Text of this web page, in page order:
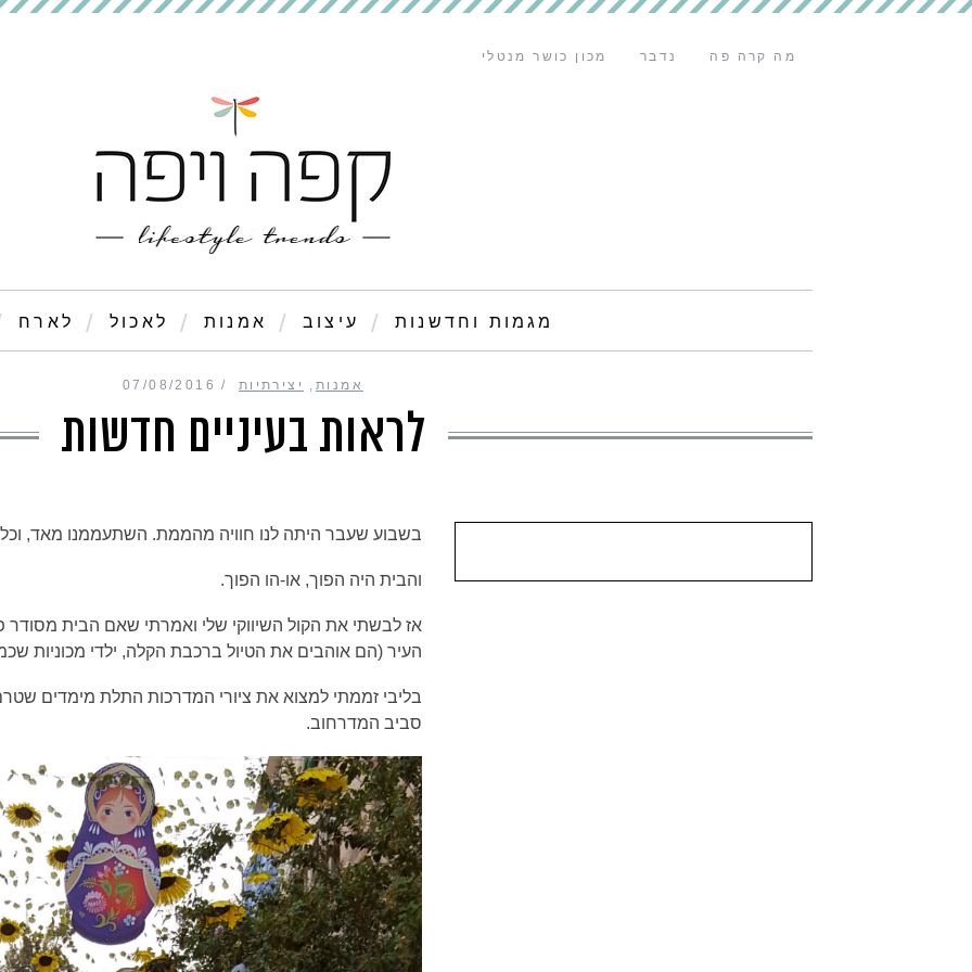
מה קרה פה נדבר מכון כושר מנטלי
מגמות וחדשנות עיצוב אמנות לאכול לארח
אמנות , יצירתיות 07/08/2016
לראות בעיניים חדשות
בשבוע שעבר היתה לנו חוויה מהממת. השתעממנו מאד,
והבית היה הפוך, או-הו הפוך.
אז לבשתי את הקול השיווקי שלי ואמרתי שאם הבית
העיר (הם אוהבים את הטיול ברכבת הקלה, ילדי מכוניות
בליבי זממתי למצוא את ציורי המדרכות התלת מימדים
סביב המדרחוב.